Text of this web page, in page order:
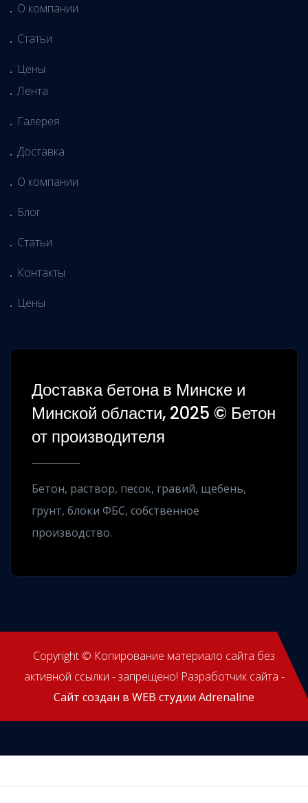
О компании
Статьи
Цены
Лента
Галерея
Доставка
О компании
Блог
Статьи
Контакты
Цены
Доставка бетона в Минске и
Минской области, 2025 © Бетон
от производителя
Бетон, раствор, песок, гравий, щебень,
грунт, блоки ФБС, собственное
производство.
Copyright © Копирование материало сайта без
активной ссылки - запрещено! Разработчик сайта -
Сайт создан в WEB студии Adrenaline